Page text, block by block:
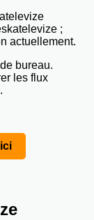
;
actuellement.
bureau.
les flux